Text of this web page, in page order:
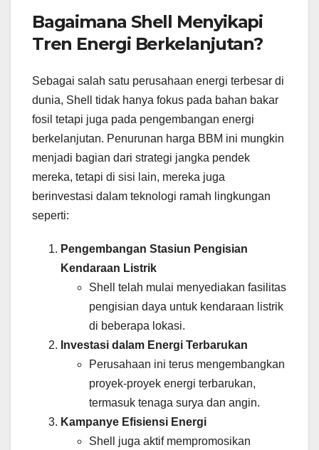
Bagaimana Shell Menyikapi
Tren Energi Berkelanjutan?
Sebagai salah satu perusahaan energi terbesar di
dunia, Shell tidak hanya fokus pada bahan bakar
fosil tetapi juga pada pengembangan energi
berkelanjutan. Penurunan harga BBM ini mungkin
menjadi bagian dari strategi jangka pendek
mereka, tetapi di sisi lain, mereka juga
berinvestasi dalam teknologi ramah lingkungan
seperti:
Pengembangan Stasiun Pengisian
Kendaraan Listrik
Shell telah mulai menyediakan fasilitas
pengisian daya untuk kendaraan listrik
di beberapa lokasi.
Investasi dalam Energi Terbarukan
Perusahaan ini terus mengembangkan
proyek-proyek energi terbarukan,
termasuk tenaga surya dan angin.
Kampanye Efisiensi Energi
Shell juga aktif mempromosikan